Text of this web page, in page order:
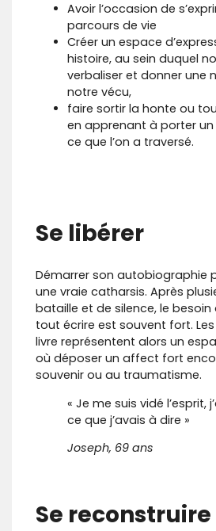
​Avoir l’occasion de
parcours de vie
Créer un espace
histoire, au sein duquel
verbaliser et donner une
notre vécu,
faire sortir la honte ou
en apprenant à porter
ce que l’on a traversé.
Se libérer
Démarrer son autobiographie
une vraie catharsis. Après
bataille et de silence, le
tout écrire est souvent fort.
livre représentent alors un
où déposer un affect fort
souvenir ou au traumatisme.
« Je me suis vidé l’esprit,
ce que j’avais à dire »
Joseph, 69 ans
Se reconstruire